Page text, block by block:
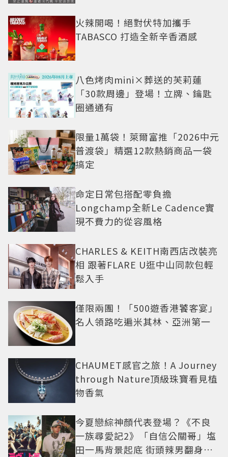
火辣開喝！絕對伏特加攜手
TABASCO 打造全新辛香酒感
八色烤肉mini×葬送的芙莉蓮
「30款周邊」登場！立牌、鑰匙
圈通通有
限量1萬袋！萊爾富推「2026中元
普渡袋」精選12款熱銷商品一袋
搞定
命定日常包搭配零負擔
Longchamp全新Le Cadence實
現不費力的從容風格
CHARLES & KEITH南西店改裝亮
相 跟著FLARE U逛中山同款包輕
鬆入手
僅限兩團！「500遊香港饕客宴」
名人領路吃遍米其林、亞洲第一
CHAUMET感官之旅！A Journey
through Nature頂級珠寶看見植
物香氣
今夏戀綜神顏代表登場？《不良
一族尋愛記2》「自信公關哥」塩
田一馬背景起底 街頭辣男翻身當